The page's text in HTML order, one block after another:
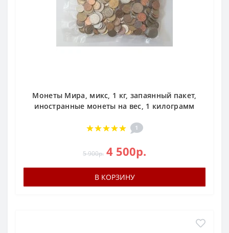
Монеты Мира, микс, 1 кг, запаянный пакет,
иностранные монеты на вес, 1 килограмм
1
5 900р. 4 500р.
В КОРЗИНУ